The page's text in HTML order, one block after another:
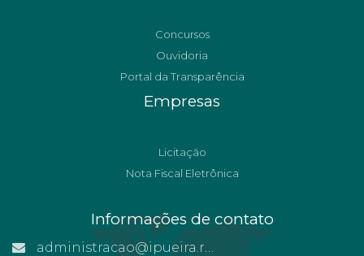
Concursos
Ouvidoria
Portal da Transparência
Empresas
Licitação
Nota Fiscal Eletrônica
Informações de contato
administracao@ipueira.rn.gov.br